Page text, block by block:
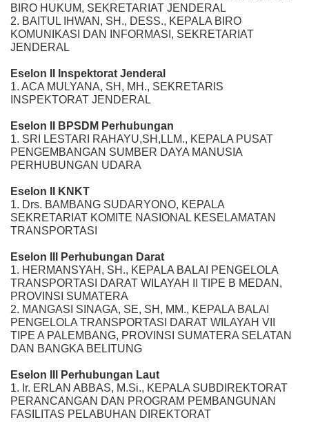
BIRO HUKUM, SEKRETARIAT JENDERAL
2. BAITUL IHWAN, SH., DESS., KEPALA BIRO
KOMUNIKASI DAN INFORMASI, SEKRETARIAT
JENDERAL
Eselon II Inspektorat Jenderal
1. ACA MULYANA, SH, MH., SEKRETARIS
INSPEKTORAT JENDERAL
Eselon II BPSDM Perhubungan
1. SRI LESTARI RAHAYU,SH,LLM., KEPALA PUSAT
PENGEMBANGAN SUMBER DAYA MANUSIA
PERHUBUNGAN UDARA
Eselon II KNKT
1. Drs. BAMBANG SUDARYONO, KEPALA
SEKRETARIAT KOMITE NASIONAL KESELAMATAN
TRANSPORTASI
Eselon III Perhubungan Darat
1. HERMANSYAH, SH., KEPALA BALAI PENGELOLA
TRANSPORTASI DARAT WILAYAH II TIPE B MEDAN,
PROVINSI SUMATERA
2. MANGASI SINAGA, SE, SH, MM., KEPALA BALAI
PENGELOLA TRANSPORTASI DARAT WILAYAH VII
TIPE A PALEMBANG, PROVINSI SUMATERA SELATAN
DAN BANGKA BELITUNG
Eselon III Perhubungan Laut
1. Ir. ERLAN ABBAS, M.Si., KEPALA SUBDIREKTORAT
PERANCANGAN DAN PROGRAM PEMBANGUNAN
FASILITAS PELABUHAN DIREKTORAT